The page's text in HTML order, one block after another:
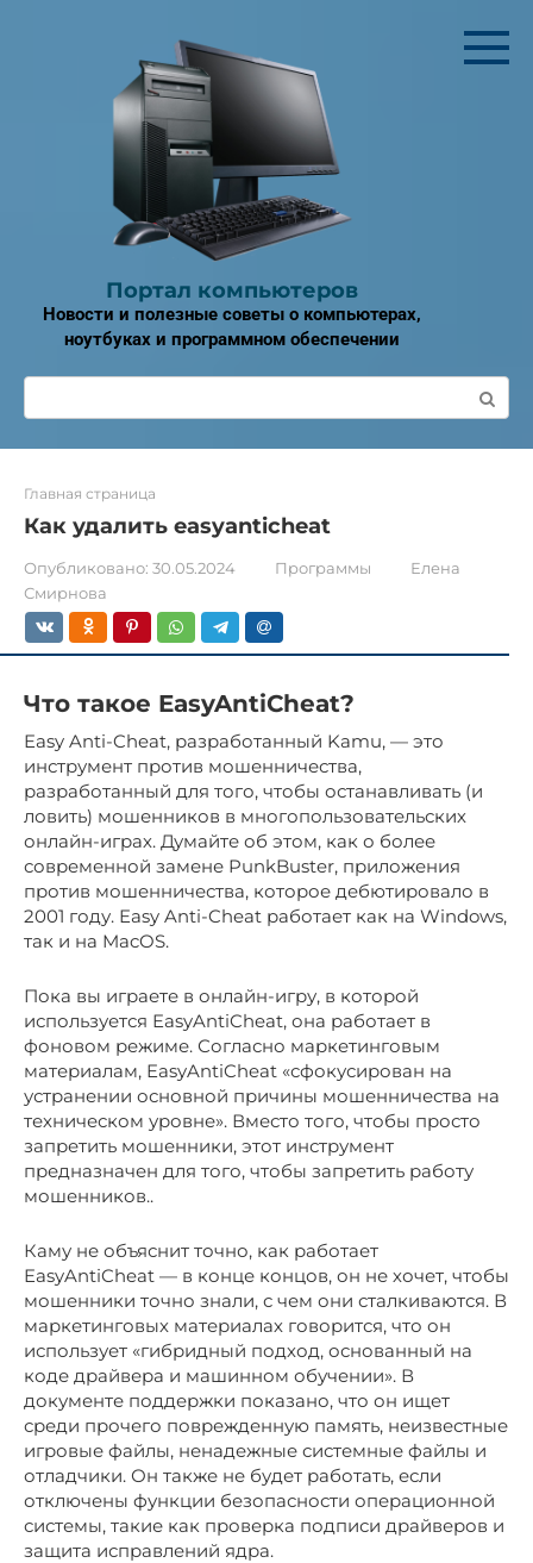
Портал компьютеров
Новости и полезные советы о компьютерах,
ноутбуках и программном обеспечении
Поиск:
Главная страница
Как удалить easyanticheat
Опубликовано: 30.05.2024 Программы
Елена
Смирнова
Что такое EasyAntiCheat?
Easy Anti-Cheat, разработанный Kamu, — это
инструмент против мошенничества,
разработанный для того, чтобы останавливать (и
ловить) мошенников в многопользовательских
онлайн-играх. Думайте об этом, как о более
современной замене PunkBuster, приложения
против мошенничества, которое дебютировало в
2001 году. Easy Anti-Cheat работает как на Windows,
так и на MacOS.
Пока вы играете в онлайн-игру, в которой
используется EasyAntiCheat, она работает в
фоновом режиме. Согласно маркетинговым
материалам, EasyAntiCheat «сфокусирован на
устранении основной причины мошенничества на
техническом уровне». Вместо того, чтобы просто
запретить мошенники, этот инструмент
предназначен для того, чтобы запретить работу
мошенников..
Каму не объяснит точно, как работает
EasyAntiCheat — в конце концов, он не хочет, чтобы
мошенники точно знали, с чем они сталкиваются. В
маркетинговых материалах говорится, что он
использует «гибридный подход, основанный на
коде драйвера и машинном обучении». В
документе поддержки показано, что он ищет
среди прочего поврежденную память, неизвестные
игровые файлы, ненадежные системные файлы и
отладчики. Он также не будет работать, если
отключены функции безопасности операционной
системы, такие как проверка подписи драйверов и
защита исправлений ядра.